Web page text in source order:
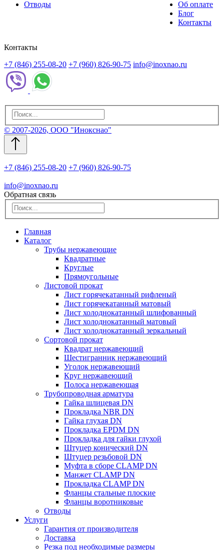
Отводы
Об оплате
Блог
Контакты
Контакты
+7 (846) 255-08-20 +7 (960) 826-90-75 info@inoxnao.ru
© 2007-2026, ООО "Инокснао"
+7 (846) 255-08-20 +7 (960) 826-90-75
info@inoxnao.ru
Обратная связь
Главная
Каталог
Трубы нержавеющие
Квадратные
Круглые
Прямоугольные
Листовой прокат
Лист горячекатанный рифленый
Лист горячекатанный матовый
Лист холоднокатанный шлифованный
Лист холоднокатанный матовый
Лист холоднокатанный зеркальный
Сортовой прокат
Квадрат нержавеющий
Шестигранник нержавеющий
Уголок нержавеющий
Круг нержавеющий
Полоса нержавеющая
Трубопроводная арматура
Гайка шлицевая DN
Прокладка NBR DN
Гайка глухая DN
Прокладка EPDM DN
Прокладка для гайки глухой
Штуцер конический DN
Штуцер резьбовой DN
Муфта в сборе CLAMP DN
Манжет CLAMP DN
Прокладка CLAMP DN
Фланцы стальные плоские
Фланцы воротниковые
Отводы
Услуги
Гарантия от производителя
Доставка
Резка под необходимые размеры